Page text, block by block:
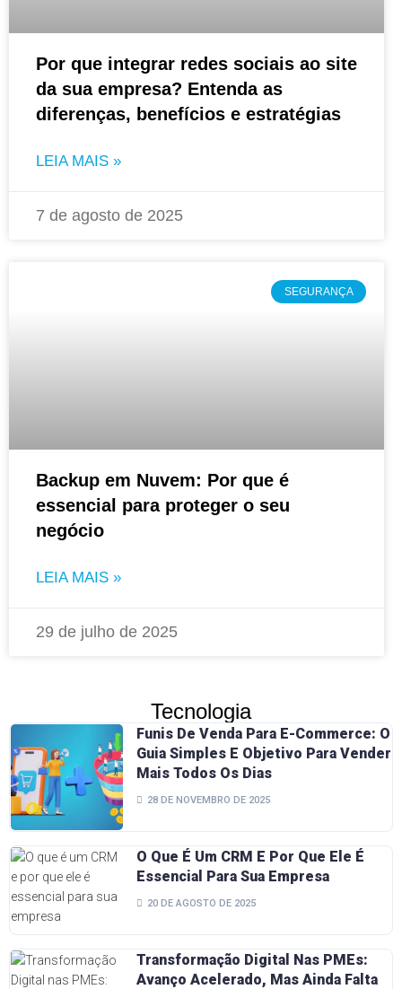
Por que integrar redes sociais ao site
da sua empresa? Entenda as
diferenças, benefícios e estratégias
LEIA MAIS »
7 de agosto de 2025
SEGURANÇA
Backup em Nuvem: Por que é
essencial para proteger o seu
negócio
LEIA MAIS »
29 de julho de 2025
Tecnologia
Funis De Venda Para E-Commerce: O
Guia Simples E Objetivo Para Vender
Mais Todos Os Dias
28 DE NOVEMBRO DE 2025
O Que É Um CRM E Por Que Ele É
Essencial Para Sua Empresa
20 DE AGOSTO DE 2025
Transformação Digital Nas PMEs:
Avanço Acelerado, Mas Ainda Falta